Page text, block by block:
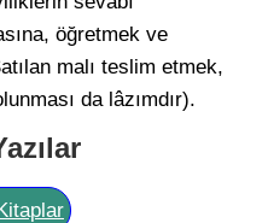
öğretmek ve
malı teslim etmek,
da lâzımdır).